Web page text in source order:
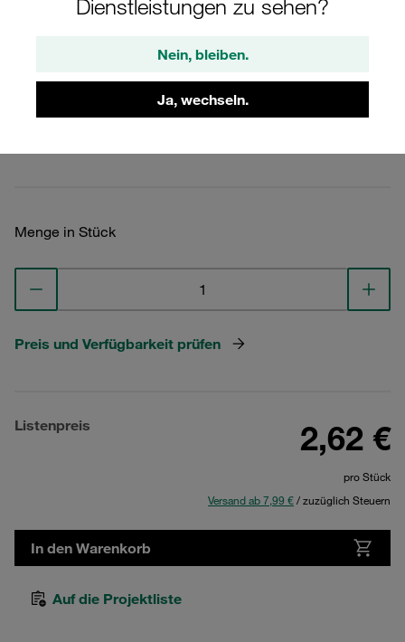
Dienstleistungen zu sehen?
Nein, bleiben.
Ja, wechseln.
IS-Schraube
SP-210-PP-IS-M-W10
STAUFF Materialnr. 1110000563
Menge in Stück
Preis und Verfügbarkeit prüfen
Listenpreis 2,62 €
pro Stück
Versand ab 7,99 €/ zuzüglich Steuern
In den Warenkorb
Auf die Projektliste